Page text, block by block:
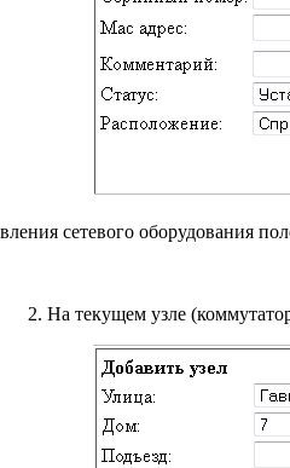
сетевого оборудования
2. На текущем узле